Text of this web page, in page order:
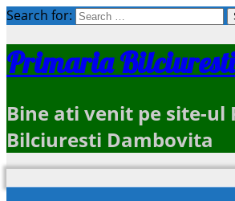
Search for:
Primaria Bilciuresti
Bine ati venit pe site-ul
Bilciuresti Dambovita